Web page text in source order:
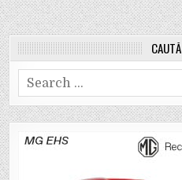
Search
for: